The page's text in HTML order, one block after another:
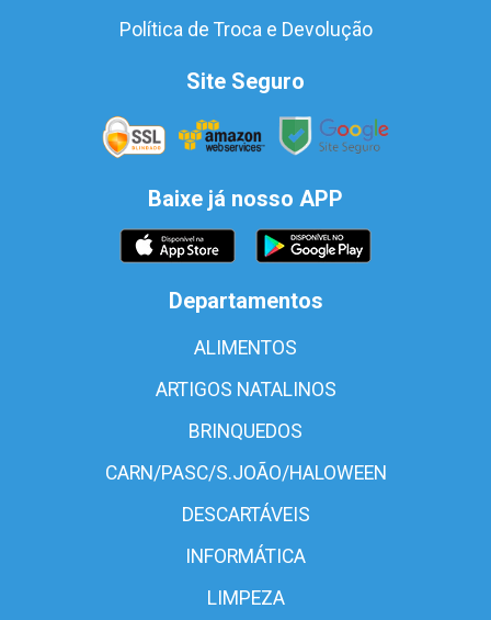
Política de Troca e Devolução
Site Seguro
Baixe já nosso APP
Departamentos
ALIMENTOS
ARTIGOS NATALINOS
BRINQUEDOS
CARN/PASC/S.JOÃO/HALOWEEN
DESCARTÁVEIS
INFORMÁTICA
LIMPEZA